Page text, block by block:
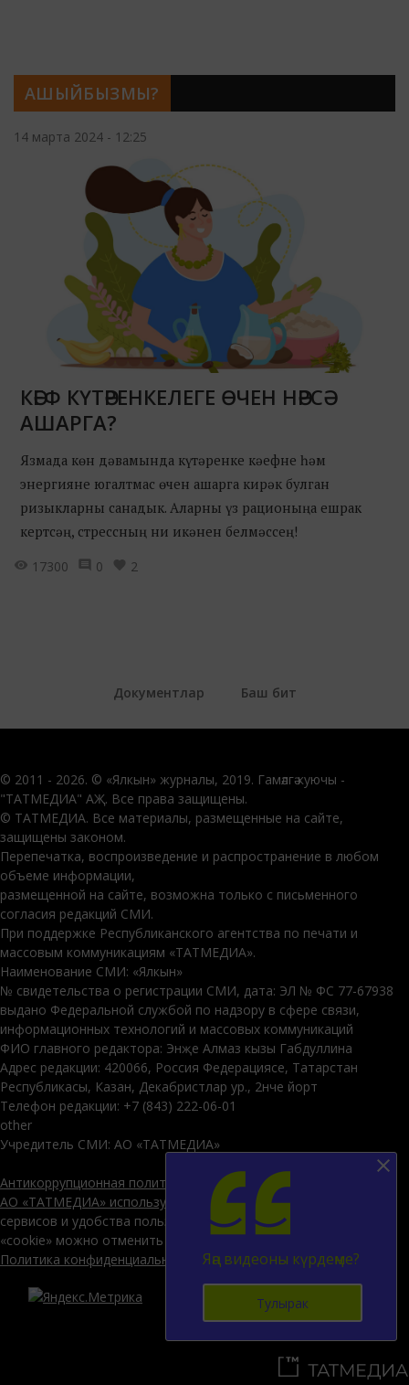
АШЫЙБЫЗМЫ?
14 марта 2024 - 12:25
КӘЕФ КҮТӘРЕНКЕЛЕГЕ ӨЧЕН НӘРСӘ
АШАРГА?
Язмада көн дәвамында күтәренке кәефне һәм
энергияне югалтмас өчен ашарга кирәк булган
ризыкларны санадык. Аларны үз рационыңа ешрак
кертсәң, стрессның ни икәнен белмәссең!
17300
0 2
Документлар Баш бит
© 2011 - 2026. © «Ялкын» журналы, 2019. Гамәлгә куючы -
"ТАТМЕДИА" АҖ. Все права защищены.
© ТАТМЕДИА. Все материалы, размещенные на сайте,
защищены законом.
Перепечатка, воспроизведение и распространение в любом
объеме информации,
размещенной на сайте, возможна только с письменного
согласия редакций СМИ.
При поддержке Республиканского агентства по печати и
массовым коммуникациям «ТАТМЕДИА».
Наименование СМИ: «Ялкын»
№ свидетельства о регистрации СМИ, дата: ЭЛ № ФС 77-67938
выдано Федеральной службой по надзору в сфере связи,
информационных технологий и массовых коммуникаций
ФИО главного редактора: Энҗе Алмаз кызы Габдуллина
Адрес редакции: 420066, Россия Федерациясе, Татарстан
Республикасы, Казан, Декабристлар ур., 2нче йорт
Телефон редакции: +7 (843) 222-06-01
other
Учредитель СМИ: АО «ТАТМЕДИА»
Антикоррупционная политика
АО «ТАТМЕДИА» использует «cookie»для персонализации
сервисов и удобства пользователей сайтом. Использование
«cookie» можно отменить в настройках браузера.
Политика конфиденциальности
12+
Яңа видеоны күрдеңме?
Тулырак